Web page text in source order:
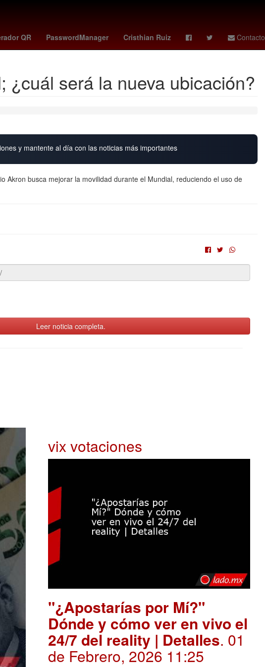
QR PasswordManager Cristhian Ruiz Contacto
Nueva York G7 paises 27 de marzo
¿cuál será la nueva ubicación?
y mantente al día con las noticias más importantes
Akron busca mejorar la movilidad durante el Mundial, reduciendo el uso de
Leer noticia completa.
vix votaciones
"¿Apostarías por Mí?"
Dónde y cómo ver en vivo el
24/7 del reality | Detalles. 01
de Febrero, 2026 11:25